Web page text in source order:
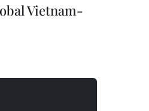
Vietnam-